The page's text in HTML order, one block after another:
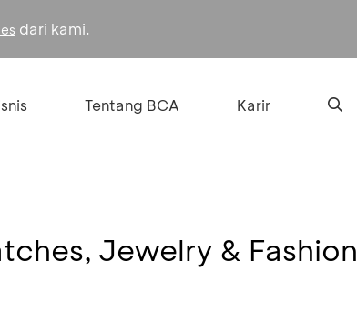
dari kami.
Tentang BCA Karir
Jewelry & Fashion